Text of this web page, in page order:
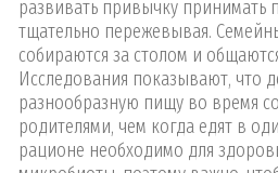
развивать привычку принимать
тщательно пережевывая.
собираются за столом и
Исследования показывают, что
разнообразную пищу во время
родителями, чем когда едят в
рационе необходимо для